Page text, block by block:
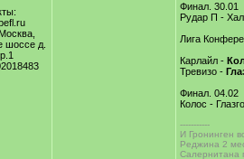
шоссе д.
Финал. 30.01
Рудар П -
Лига
Карлайл -
Тревизо -
Финал. 04.02
Колос -
-----------
И Гронинген
Реджина 2
Салернитана